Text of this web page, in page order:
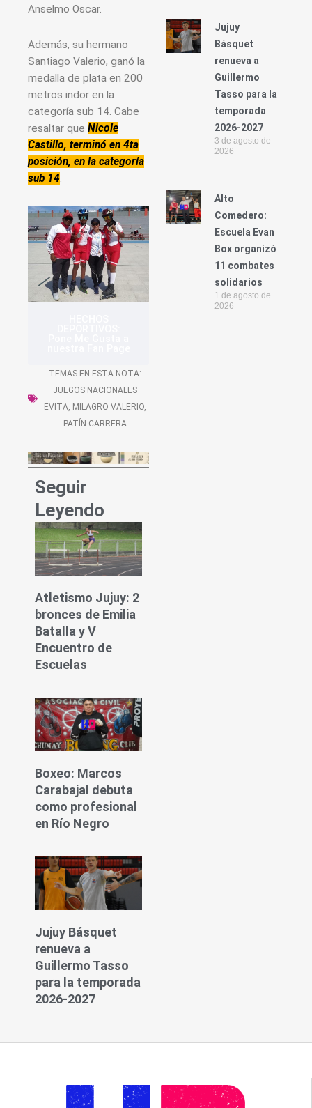
Anselmo Oscar.
Además, su hermano
Santiago Valerio, ganó la
medalla de plata en 200
metros indor en la
categoría sub 14. Cabe
resaltar que Nicole
Castillo, terminó en 4ta
posición, en la categoría
sub 14.
TEMAS EN ESTA NOTA:
JUEGOS NACIONALES
EVITA, MILAGRO VALERIO,
PATÍN CARRERA
Seguir
Leyendo
Atletismo Jujuy: 2
bronces de Emilia
Batalla y V
Encuentro de
Escuelas
Boxeo: Marcos
Carabajal debuta
como profesional
en Río Negro
Jujuy Básquet
renueva a
Guillermo Tasso
para la temporada
2026-2027
Jujuy
Básquet
renueva a
Guillermo
Tasso para la
temporada
2026-2027
3 de agosto de
2026
Alto
Comedero:
Escuela Evan
Box organizó
11 combates
solidarios
1 de agosto de
2026